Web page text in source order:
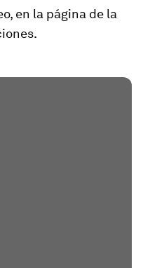
en la página de la